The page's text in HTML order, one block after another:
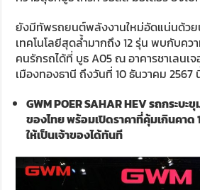
ยังมีทัพรถยนต์พลังงานใหม่อัดแน่นด้วย
เทคโนโลยีสุดล้ำมากถึง 12 รุ่น พบกับคว
คนรักรถได้ที่ บูธ A05 ณ อาคารชาเลนเ
เมืองทองธานี ถึงวันที่ 10 ธันวาคม 2567
GWM POER SAHAR HEVรถกระบะ
ของไทยพร้อมเปิดราคาที่คุ้มเกินคาด
ให้เป็นเจ้าของได้ทันที